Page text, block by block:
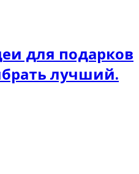
для подарков
лучший.